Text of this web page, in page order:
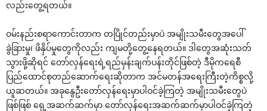
လည်းတွေ့ရတယ်။
ဝမ်းနည်းစရာကောင်းတာက တပြိုင်တည်းမှာပဲ အမျိုးသမီးတွေအပေါ်
ခွဲခြားမှု၊ ဖိနှိပ်မှုတွေကိုလည်း ကျမတို့တွေ့နေရတယ်။ ဒါတွေအဆုံးသတ်
သွားဖို့ဆိုရင် တော်လှန်ရေးရဲ့ရည်မှန်းချက်ပန်းတိုင်ဖြစ်တဲ့ ဒီမိုကရေစီ
ပြည်ထောင်စုတည်ဆောက်ရေးဆိုတာက အင်မတန်အရေးကြီးတဲ့ကိစ္စလို့
ယူဆတယ်။ အခုနွေဦးတော်လှန်ရေးမှာပါဝင်ခဲ့ကြတဲ့ အမျိုးသမီးတွေပဲ
ဖြစ်ဖြစ် ရှေ့အဆက်ဆက်မှာ တော်လှန်ရေးအဆက်ဆက်မှာပါဝင်ခဲ့ကြတဲ့